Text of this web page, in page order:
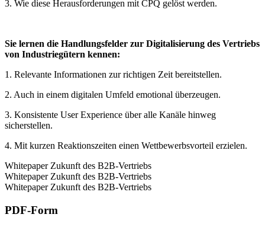
3. Wie diese Herausforderungen mit CPQ gelöst werden.
Sie lernen die Handlungsfelder zur Digitalisierung des Vertriebs
von Industriegütern kennen:
1. Relevante Informationen zur richtigen Zeit bereitstellen.
2. Auch in einem digitalen Umfeld emotional überzeugen.
3. Konsistente User Experience über alle Kanäle hinweg
sicherstellen.
4. Mit kurzen Reaktionszeiten einen Wettbewerbsvorteil erzielen.
Whitepaper Zukunft des B2B-Vertriebs
Whitepaper Zukunft des B2B-Vertriebs
Whitepaper Zukunft des B2B-Vertriebs
PDF-Form